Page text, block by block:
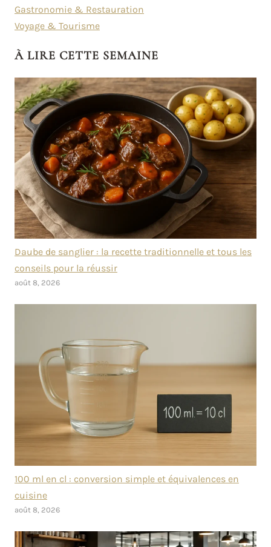
Gastronomie & Restauration
Voyage & Tourisme
À LIRE CETTE SEMAINE
Daube de sanglier : la recette traditionnelle et tous les
conseils pour la réussir
août 8, 2026
100 ml en cl : conversion simple et équivalences en
cuisine
août 8, 2026